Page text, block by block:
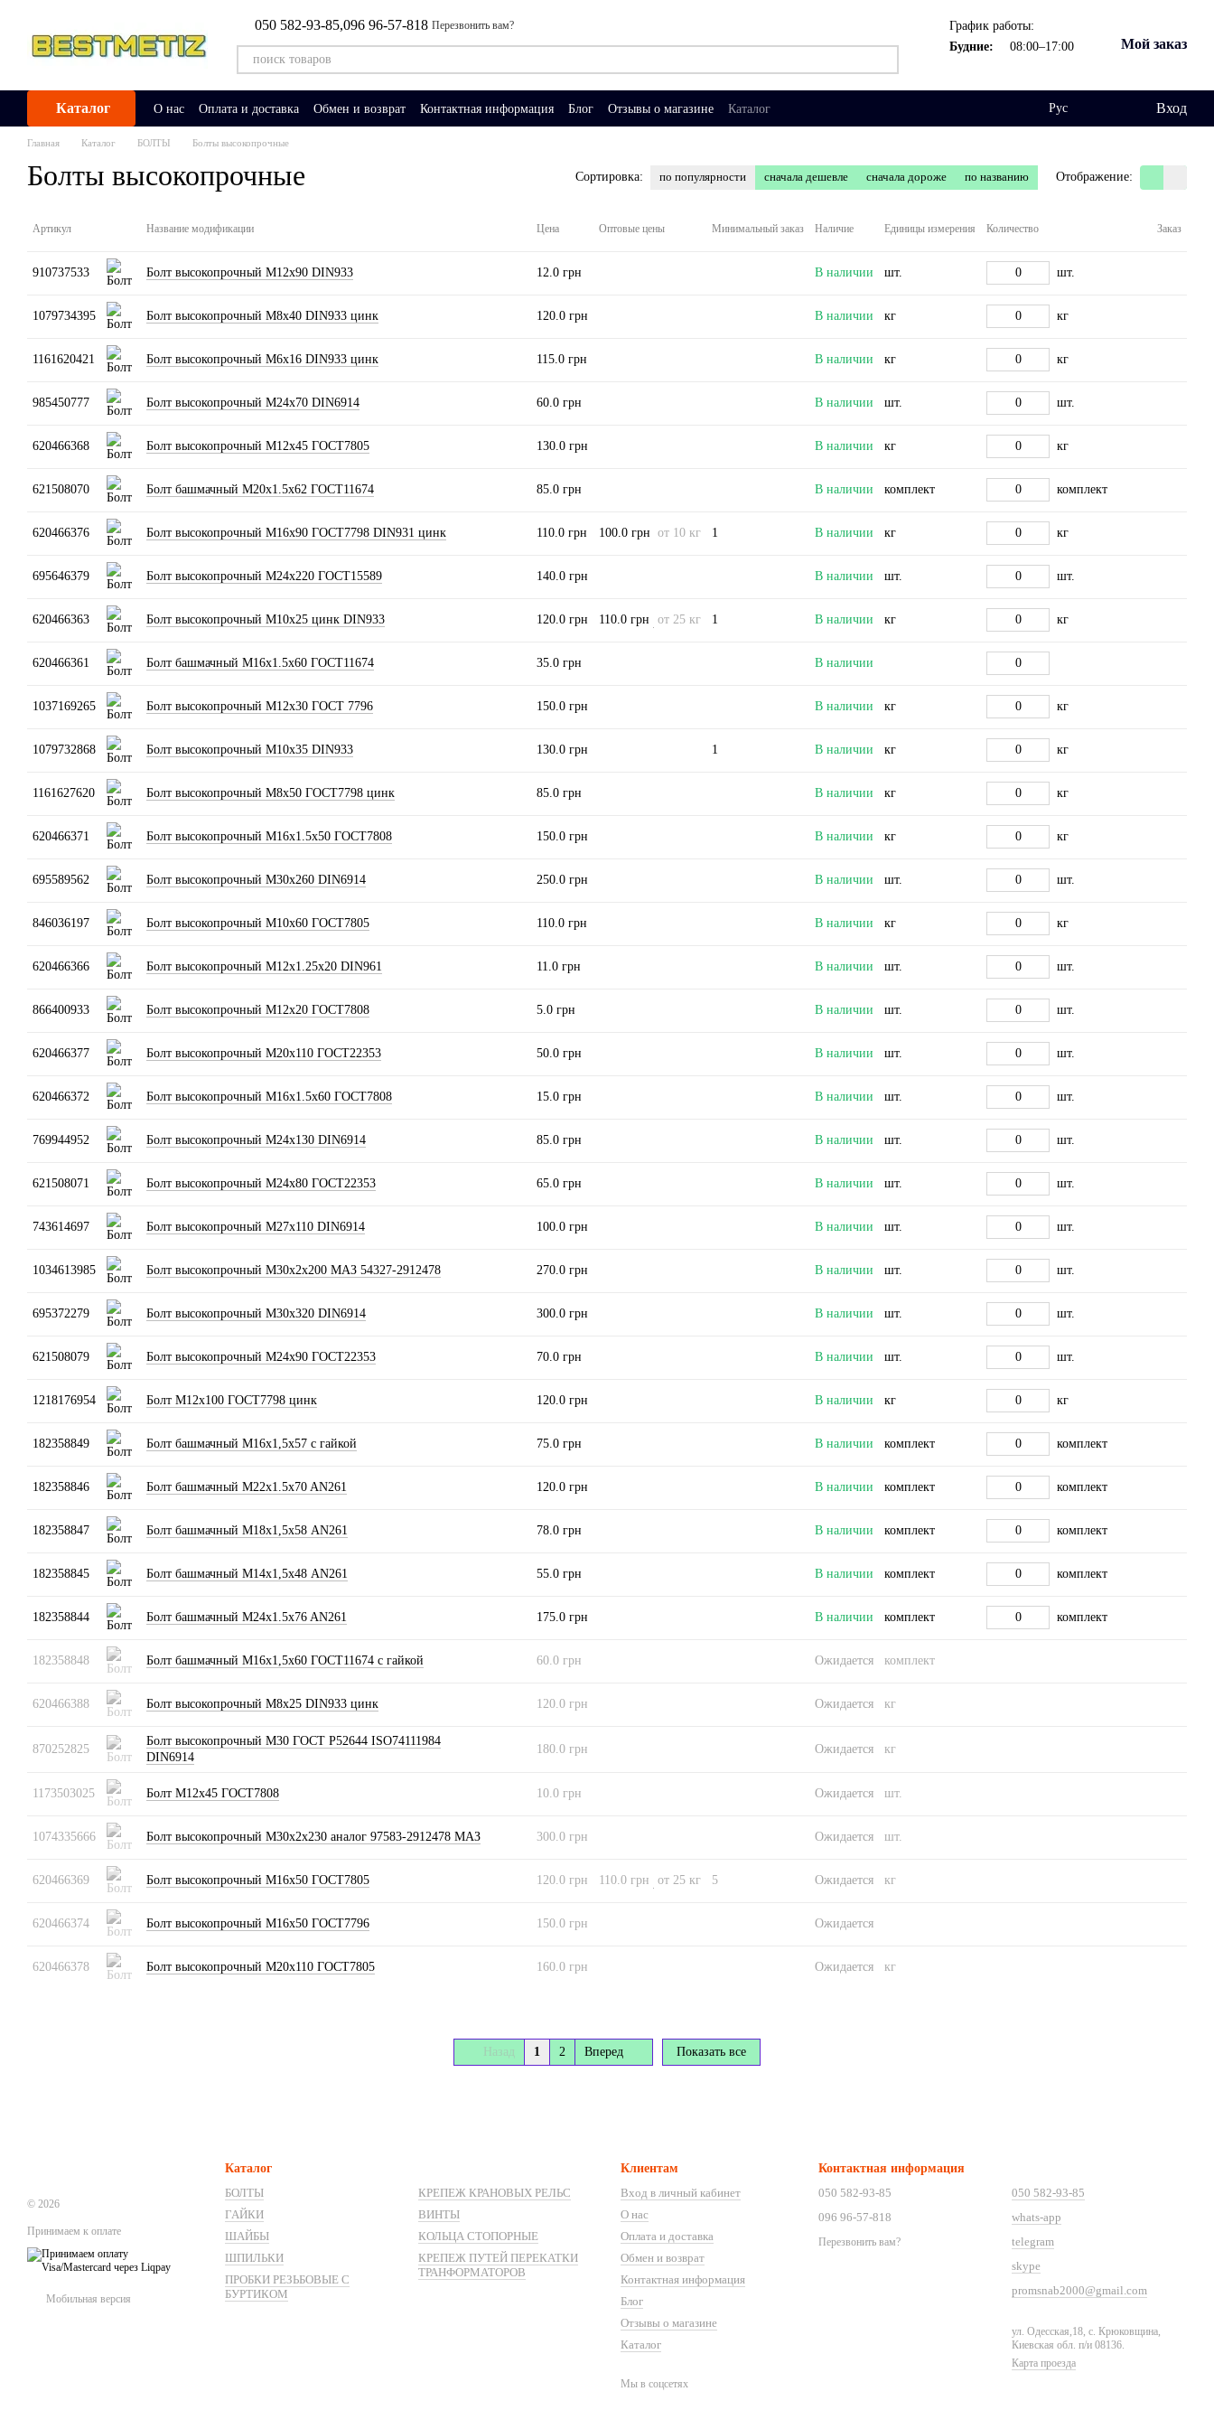
050 582-93-85,096 96-57-818 Перезвонить вам?
График работы:
Будние:
08:00–17:00 Мой заказ
Каталог О нас Оплата и доставка Обмен и возврат Контактная информация Блог Отзывы о магазине Каталог Рус Вход
Главная Каталог БОЛТЫ Болты высокопрочные
Болты высокопрочные Сортировка: по популярности сначала дешевле сначала дороже по названию Отображение:
Артикул Название модификации Цена Оптовые цены Минимальный заказ Наличие Единицы измерения Количество Заказ
910737533 Болт высокопрочный М12х90 DIN933 12.0 грн В наличии шт. шт.
1079734395 Болт высокопрочный М8х40 DIN933 цинк 120.0 грн В наличии кг кг
1161620421 Болт высокопрочный М6х16 DIN933 цинк 115.0 грн В наличии кг кг
985450777 Болт высокопрочный М24х70 DIN6914 60.0 грн В наличии шт. шт.
620466368 Болт высокопрочный М12х45 ГОСТ7805 130.0 грн В наличии кг кг
621508070 Болт башмачный М20x1.5x62 ГОСТ11674 85.0 грн В наличии комплект комплект
620466376 Болт высокопрочный М16х90 ГОСТ7798 DIN931 цинк 110.0 грн 100.0 грн от 10 кг 1 В наличии кг кг
695646379 Болт высокопрочный М24х220 ГОСТ15589 140.0 грн В наличии шт. шт.
620466363 Болт высокопрочный М10х25 цинк DIN933 120.0 грн 110.0 грн от 25 кг 1 В наличии кг кг
620466361 Болт башмачный М16х1.5х60 ГОСТ11674 35.0 грн В наличии
1037169265 Болт высокопрочный М12х30 ГОСТ 7796 150.0 грн В наличии кг кг
1079732868 Болт высокопрочный М10х35 DIN933 130.0 грн 1 В наличии кг кг
1161627620 Болт высокопрочный М8х50 ГОСТ7798 цинк 85.0 грн В наличии кг кг
620466371 Болт высокопрочный М16х1.5х50 ГОСТ7808 150.0 грн В наличии кг кг
695589562 Болт высокопрочный М30х260 DIN6914 250.0 грн В наличии шт. шт.
846036197 Болт высокопрочный М10х60 ГОСТ7805 110.0 грн В наличии кг кг
620466366 Болт высокопрочный М12х1.25х20 DIN961 11.0 грн В наличии шт. шт.
866400933 Болт высокопрочный М12х20 ГОСТ7808 5.0 грн В наличии шт. шт.
620466377 Болт высокопрочный М20х110 ГОСТ22353 50.0 грн В наличии шт. шт.
620466372 Болт высокопрочный М16х1.5х60 ГОСТ7808 15.0 грн В наличии шт. шт.
769944952 Болт высокопрочный М24х130 DIN6914 85.0 грн В наличии шт. шт.
621508071 Болт высокопрочный М24х80 ГОСТ22353 65.0 грн В наличии шт. шт.
743614697 Болт высокопрочный М27х110 DIN6914 100.0 грн В наличии шт. шт.
1034613985 Болт высокопрочный М30х2х200 МАЗ 54327-2912478 270.0 грн В наличии шт. шт.
695372279 Болт высокопрочный М30х320 DIN6914 300.0 грн В наличии шт. шт.
621508079 Болт высокопрочный М24х90 ГОСТ22353 70.0 грн В наличии шт. шт.
1218176954 Болт М12х100 ГОСТ7798 цинк 120.0 грн В наличии кг кг
182358849 Болт башмачный М16х1,5х57 с гайкой 75.0 грн В наличии комплект комплект
182358846 Болт башмачный М22x1.5x70 AN261 120.0 грн В наличии комплект комплект
182358847 Болт башмачный М18х1,5х58 AN261 78.0 грн В наличии комплект комплект
182358845 Болт башмачный М14х1,5х48 AN261 55.0 грн В наличии комплект комплект
182358844 Болт башмачный М24x1.5x76 AN261 175.0 грн В наличии комплект комплект
182358848 Болт башмачный М16х1,5х60 ГОСТ11674 с гайкой 60.0 грн Ожидается комплект
620466388 Болт высокопрочный М8х25 DIN933 цинк 120.0 грн Ожидается кг
870252825
Болт высокопрочный М30 ГОСТ Р52644 ISO74111984
DIN6914
180.0 грн Ожидается кг
1173503025 Болт М12х45 ГОСТ7808 10.0 грн Ожидается шт.
1074335666 Болт высокопрочный М30х2х230 аналог 97583-2912478 МАЗ 300.0 грн Ожидается шт.
620466369 Болт высокопрочный М16х50 ГОСТ7805 120.0 грн 110.0 грн от 25 кг 5 Ожидается кг
620466374 Болт высокопрочный М16х50 ГОСТ7796 150.0 грн Ожидается
620466378 Болт высокопрочный М20х110 ГОСТ7805 160.0 грн Ожидается кг
Назад 1 2 Вперед Показать все
© 2026
Принимаем к оплате
Мобильная версия
Каталог
БОЛТЫ
ГАЙКИ
ШАЙБЫ
ШПИЛЬКИ
ПРОБКИ РЕЗЬБОВЫЕ С
БУРТИКОМ
КРЕПЕЖ КРАНОВЫХ РЕЛЬС
ВИНТЫ
КОЛЬЦА СТОПОРНЫЕ
КРЕПЕЖ ПУТЕЙ ПЕРЕКАТКИ
ТРАНФОРМАТОРОВ
Клиентам
Вход в личный кабинет
О нас
Оплата и доставка
Обмен и возврат
Контактная информация
Блог
Отзывы о магазине
Каталог
Мы в соцсетях
Контактная информация
050 582-93-85
096 96-57-818
Перезвонить вам?
050 582-93-85
whats-app
telegram
skype
promsnab2000@gmail.com
ул. Одесская,18, с. Крюковщина,
Киевская обл. п/и 08136.
Карта проезда